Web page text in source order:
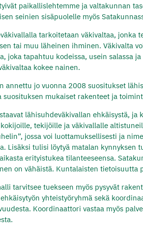
paikallislehtemme ja valtakunnan
seinien sisäpuolelle myös
tarkoitetaan väkivaltaa,
tai muu läheinen ihminen. Väkivalta
joka tapahtuu kodeissa, usein salassa
kokee nainen.
annettu jo vuonna 2008 suositukset
suosituksen mukaiset rakenteet ja
lähisuhdeväkivallan ehkäisystä,
tekijöille ja väkivallalle
jossa voi luottamuksellisesti ja
Lisäksi tulisi löytyä matalan kynnyksen
erityistukea tilanteeseensa.
on vähäistä. Kuntalaisten tietoisuutta
tarvitsee tuekseen myös pysyvät
yhteistyöryhmä sekä
Koordinaattori vastaa myös